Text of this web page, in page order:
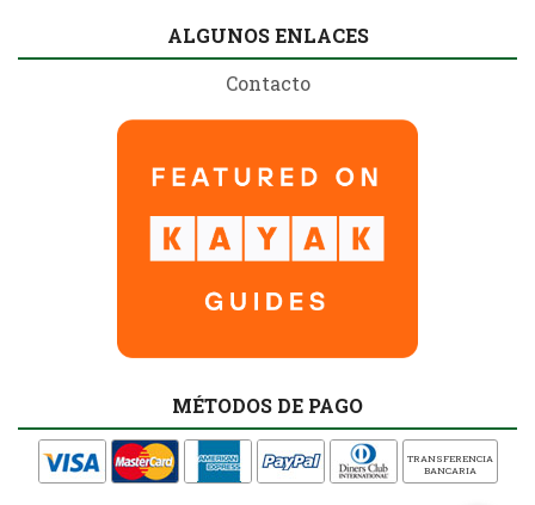
ALGUNOS ENLACES
Contacto
MÉTODOS DE PAGO
TRANSFERENCIA
BANCARIA